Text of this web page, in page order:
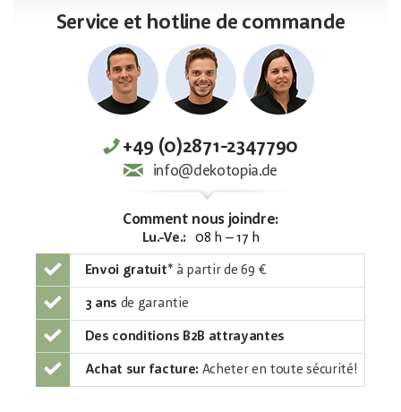
Service et hotline de commande
+49 (0)2871-2347790
info@dekotopia.de
Comment nous joindre:
Lu.-Ve.: 08 h – 17 h
Envoi gratuit* à partir de 69 €
3 ans de garantie
Des conditions B2B attrayantes
Achat sur facture: Acheter en toute sécurité!